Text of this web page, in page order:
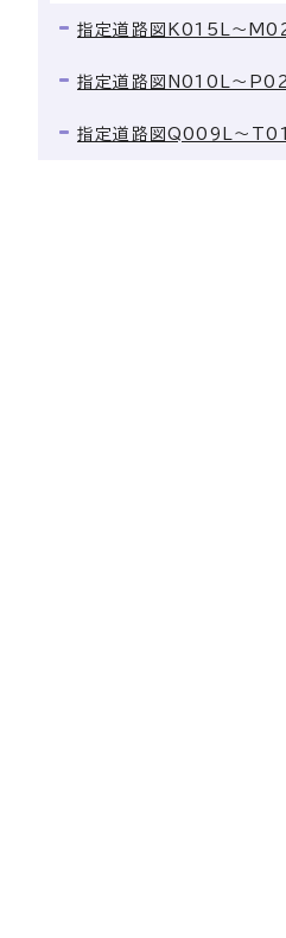
指定道路図K015L～
指定道路図N010L～
指定道路図Q009L～